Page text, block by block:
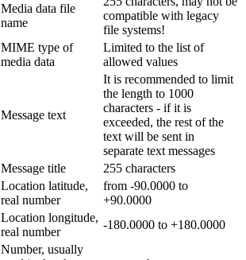
Media data file
name
compatible with legacy
file systems!
MIME type of
media data
Limited to the list of
allowed values
Message text
It is recommended to limit
the length to 1000
characters - if it is
exceeded, the rest of the
text will be sent in
separate text messages
Message title
255 characters
Location latitude,
real number
from -90.0000 to
+90.0000
Location longitude,
real number
-180.0000 to +180.0000
Number, usually